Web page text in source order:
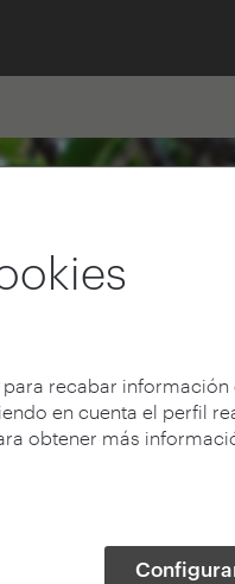
recabar
en cuenta el perfil
obtener más